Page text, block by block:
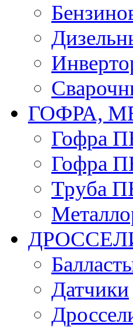
ГОФРА,
Гофра
Гофра
Труба
Датчики